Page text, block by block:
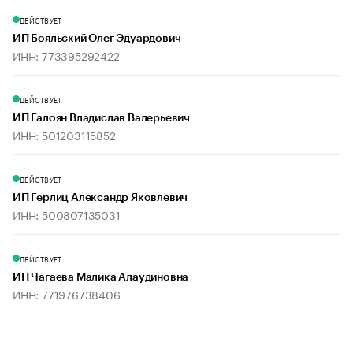
ДЕЙСТВУЕТ
ИП Бояльский Олег Эдуардович
ИНН: 773395292422
ДЕЙСТВУЕТ
ИП Галоян Владислав Валерьевич
ИНН: 501203115852
ДЕЙСТВУЕТ
ИП Герлиц Александр Яковлевич
ИНН: 500807135031
ДЕЙСТВУЕТ
ИП Чагаева Малика Алаудиновна
ИНН: 771976738406